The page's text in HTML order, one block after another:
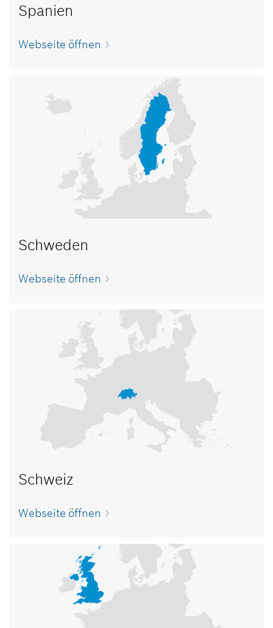
Spanien
Webseite öffnen
Schweden
Webseite öffnen
Schweiz
Webseite öffnen